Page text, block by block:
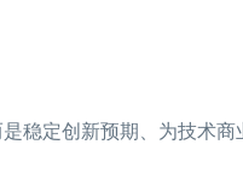
稳定创新预期、为技术